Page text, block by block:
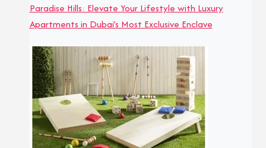
Paradise Hills: Elevate Your Lifestyle with Luxury
Apartments in Dubai’s Most Exclusive Enclave